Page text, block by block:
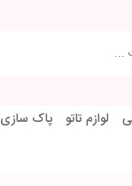
لوازم تاتو پاک